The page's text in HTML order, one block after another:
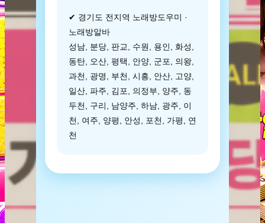
✔ 경기도 전지역 노래방도우미 ·
노래방알바
성남, 분당, 판교, 수원, 용인, 화성,
동탄, 오산, 평택, 안양, 군포, 의왕,
과천, 광명, 부천, 시흥, 안산, 고양,
일산, 파주, 김포, 의정부, 양주, 동
두천, 구리, 남양주, 하남, 광주, 이
천, 여주, 양평, 안성, 포천, 가평, 연
천